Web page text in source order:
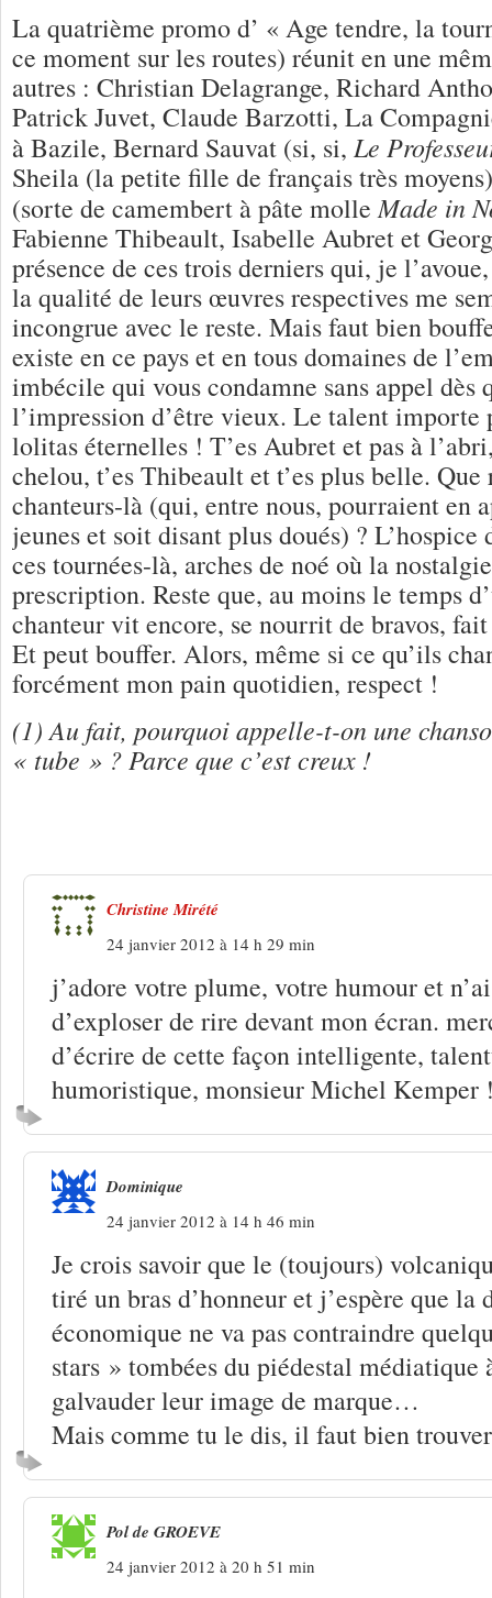
La quatrième promo d’ « Age tendre, la
ce moment sur les routes) réunit en une
autres : Christian Delagrange, Richard
Patrick Juvet, Claude Barzotti, La
à Bazile, Bernard Sauvat (si, si, Le
Sheila (la petite fille de français très
(sorte de camembert à pâte molleMade in
Fabienne Thibeault, Isabelle Aubret et
présence de ces trois derniers qui, je
la qualité de leurs œuvres respectives me
incongrue avec le reste. Mais faut bien
existe en ce pays et en tous domaines de
imbécile qui vous condamne sans appel dès
l’impression d’être vieux. Le talent importe
lolitas éternelles ! T’es Aubret et pas à
chelou, t’es Thibeault et t’es plus belle.
chanteurs-là (qui, entre nous, pourraient en
jeunes et soit disant plus doués) ? L’hospice
ces tournées-là, arches de noé où la
prescription. Reste que, au moins le temps
chanteur vit encore, se nourrit de bravos,
Et peut bouffer. Alors, même si ce qu’ils
forcément mon pain quotidien, respect !
(1) Au fait, pourquoi appelle-t-on une
« tube » ? Parce que c’est creux !
Christine Mirété
24 janvier 2012 à 14 h 29 min
j’adore votre plume, votre humour et
d’exploser de rire devant mon écran.
d’écrire de cette façon intelligente,
humoristique, monsieur Michel Kemper
Dominique
24 janvier 2012 à 14 h 46 min
Je crois savoir que le (toujours)
tiré un bras d’honneur et j’espère que
économique ne va pas contraindre
stars » tombées du piédestal médiatique
galvauder leur image de marque…
Mais comme tu le dis, il faut bien
Pol de GROEVE
24 janvier 2012 à 20 h 51 min